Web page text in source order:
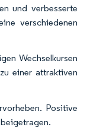
und verbesserte
verschiedenen
Wechselkursen
einer attraktiven
Positive